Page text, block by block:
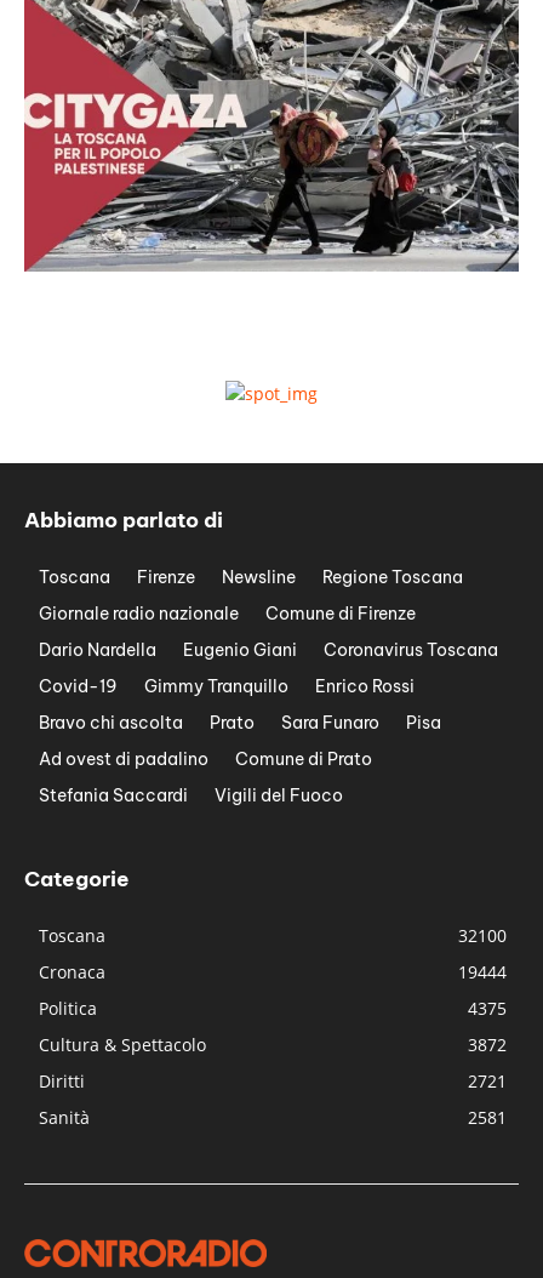
Abbiamo parlato di
Toscana Firenze Newsline
Regione Toscana
Giornale radio nazionale
Comune di Firenze
Dario Nardella
Eugenio Giani
Coronavirus Toscana
Covid-19
Gimmy Tranquillo
Enrico Rossi
Bravo chi ascolta
Prato Sara Funaro
Pisa
Ad ovest di padalino
Comune di Prato
Stefania Saccardi
Vigili del Fuoco
Categorie
Toscana
32100
Cronaca
19444
Politica
4375
Cultura & Spettacolo
3872
Diritti
2721
Sanità
2581